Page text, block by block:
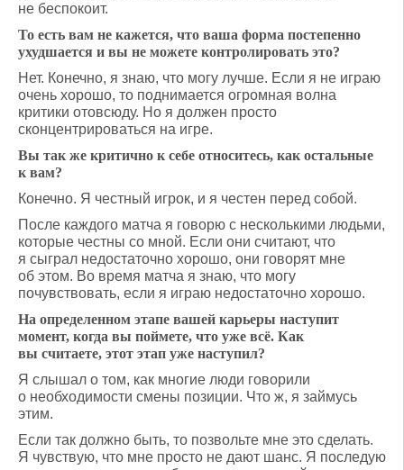
не беспокоит.
То есть вам не кажется, что ваша форма постепенно
ухудшается и вы не можете контролировать это?
Нет. Конечно, я знаю, что могу лучше. Если я не играю
очень хорошо, то поднимается огромная волна
критики отовсюду. Но я должен просто
сконцентрироваться на игре.
Вы так же критично к себе относитесь, как остальные
к вам?
Конечно. Я честный игрок, и я честен перед собой.
После каждого матча я говорю с несколькими людьми,
которые честны со мной. Если они считают, что
я сыграл недостаточно хорошо, они говорят мне
об этом. Во время матча я знаю, что могу
почувствовать, если я играю недостаточно хорошо.
На определенном этапе вашей карьеры наступит
момент, когда вы поймете, что уже всё. Как
вы считаете, этот этап уже наступил?
Я слышал о том, как многие люди говорили
о необходимости смены позиции. Что ж, я займусь
этим.
Если так должно быть, то позвольте мне это сделать.
Я чувствую, что мне просто не дают шанс. Я последую